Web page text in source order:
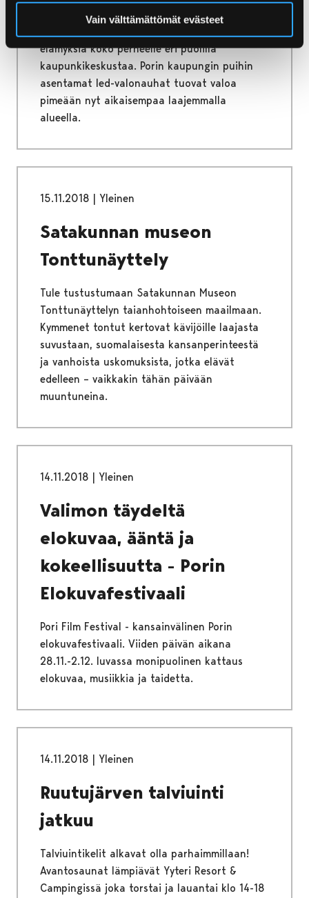
Vain välttämättömät evästeet
elämyksiä koko perheelle eri puolilla
kaupunkikeskustaa. Porin kaupungin puihin
asentamat led-valonauhat tuovat valoa
pimeään nyt aikaisempaa laajemmalla
alueella.
15.11.2018 Yleinen
Satakunnan museon
Tonttunäyttely
Tule tustustumaan Satakunnan Museon
Tonttunäyttelyn taianhohtoiseen maailmaan.
Kymmenet tontut kertovat kävijöille laajasta
suvustaan, suomalaisesta kansanperinteestä
ja vanhoista uskomuksista, jotka elävät
edelleen – vaikkakin tähän päivään
muuntuneina.
14.11.2018 Yleinen
Valimon täydeltä
elokuvaa, ääntä ja
kokeellisuutta - Porin
Elokuvafestivaali
Pori Film Festival - kansainvälinen Porin
elokuvafestivaali. Viiden päivän aikana
28.11.-2.12. luvassa monipuolinen kattaus
elokuvaa, musiikkia ja taidetta.
14.11.2018 Yleinen
Ruutujärven talviuinti
jatkuu
Talviuintikelit alkavat olla parhaimmillaan!
Avantosaunat lämpiävät Yyteri Resort &
Campingissä joka torstai ja lauantai klo 14-18